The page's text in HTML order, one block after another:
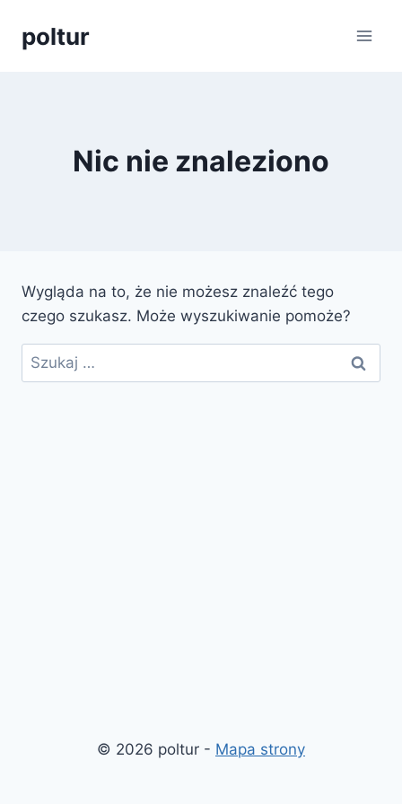
poltur
Nic nie znaleziono
Wygląda na to, że nie możesz znaleźć tego
czego szukasz. Może wyszukiwanie pomoże?
Szukaj:
© 2026 poltur - Mapa strony